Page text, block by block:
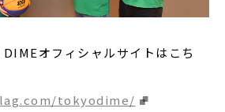
オフィシャルサイトはこち
tokyodime/